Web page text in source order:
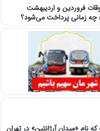
فروردین و اردیبهشت
چه زمانی پرداخت می‌شود؟
نام «میدان آرژانتین» در تهران